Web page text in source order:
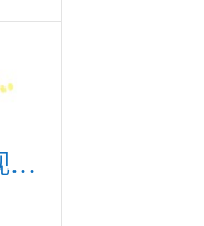
2026中国国际广播电视信息网络展览会展